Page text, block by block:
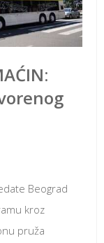
Beograd
kroz
pruža